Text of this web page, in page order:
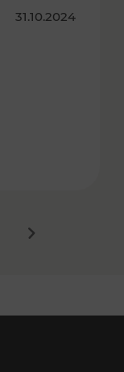
31.10.2024
Nächstes